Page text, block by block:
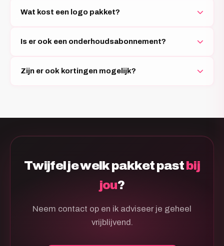
Wat kost een logo pakket?
Is er ook een onderhoudsabonnement?
Zijn er ook kortingen mogelijk?
Twijfel je welk pakket pastbij
jou?
Neem contact op en ik adviseer je geheel
vrijblijvend.